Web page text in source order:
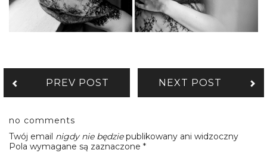
PREV POST NEXT POST
no comments
Twój email nigdy nie będziepublikowany ani widzoczny
Pola wymagane są zaznaczone *